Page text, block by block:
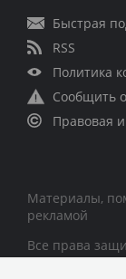
Быстрая
RSS
Политика
Сообщить
Правовая
Материалы,
рекламой
Все права